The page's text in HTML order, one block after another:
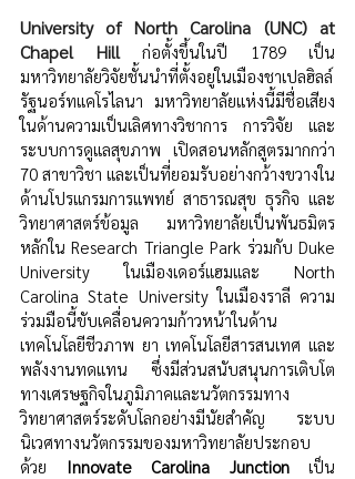
University of North Carolina (UNC) at
Chapel Hill ก่อตั้งขึ้นในปี 1789 เป็น
มหาวิทยาลัยวิจัยชั้นนำที่ตั้งอยู่ในเมืองชาเปลฮิลล์
รัฐนอร์ทแคโรไลนา มหาวิทยาลัยแห่งนี้มีชื่อเสียง
ในด้านความเป็นเลิศทางวิชาการ การวิจัย และ
ระบบการดูแลสุขภาพ เปิดสอนหลักสูตรมากกว่า
70 สาขาวิชา และเป็นที่ยอมรับอย่างกว้างขวางใน
ด้านโปรแกรมการแพทย์ สาธารณสุข ธุรกิจ และ
วิทยาศาสตร์ข้อมูล มหาวิทยาลัยเป็นพันธมิตร
หลักใน Research Triangle Park ร่วมกับ Duke
University ในเมืองเดอร์แฮมและ North
Carolina State University ในเมืองราลี ความ
ร่วมมือนี้ขับเคลื่อนความก้าวหน้าในด้าน
เทคโนโลยีชีวภาพ ยา เทคโนโลยีสารสนเทศ และ
พลังงานทดแทน ซึ่งมีส่วนสนับสนุนการเติบโต
ทางเศรษฐกิจในภูมิภาคและนวัตกรรมทาง
วิทยาศาสตร์ระดับโลกอย่างมีนัยสำคัญ ระบบ
นิเวศทางนวัตกรรมของมหาวิทยาลัยประกอบ
ด้วย Innovate Carolina Junction เป็น